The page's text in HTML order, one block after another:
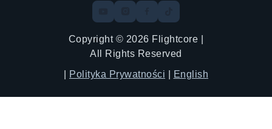
Copyright © 2026 Flightcore |
All Rights Reserved
Polityka Prywatności English